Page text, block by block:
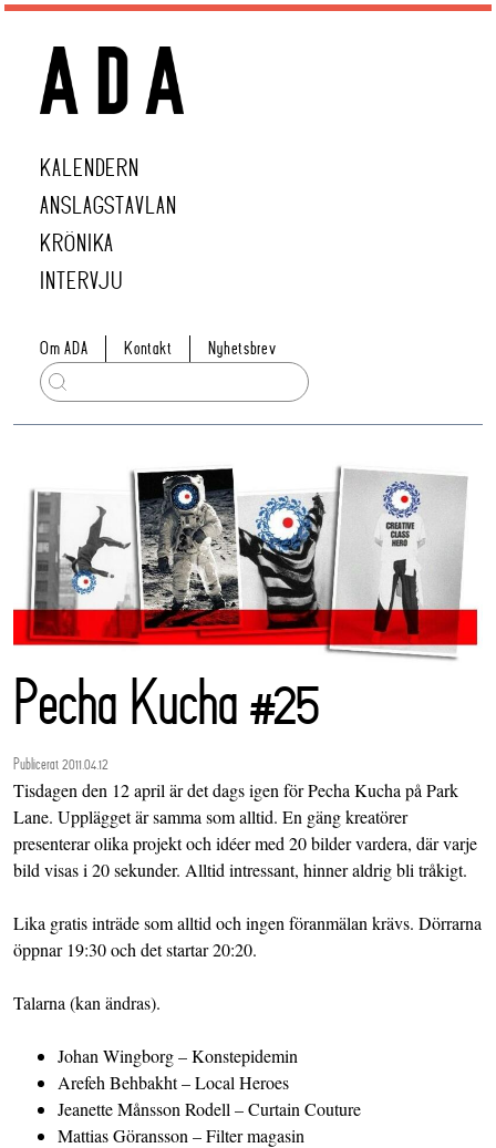
KALENDERN
ANSLAGSTAVLAN
KRÖNIKA
INTERVJU
Om ADA Kontakt Nyhetsbrev
Pecha Kucha #25
Publicerat 2011.04.12
Tisdagen den 12 april är det dags igen för Pecha Kucha på Park
Lane. Upplägget är samma som alltid. En gäng kreatörer
presenterar olika projekt och idéer med 20 bilder vardera, där varje
bild visas i 20 sekunder. Alltid intressant, hinner aldrig bli tråkigt.
Lika gratis inträde som alltid och ingen föranmälan krävs. Dörrarna
öppnar 19:30 och det startar 20:20.
Talarna (kan ändras).
Johan Wingborg – Konstepidemin
Arefeh Behbakht – Local Heroes
Jeanette Månsson Rodell – Curtain Couture
Mattias Göransson – Filter magasin